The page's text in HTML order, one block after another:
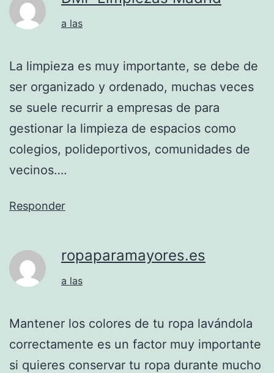
a las
La limpieza es muy importante, se debe de
ser organizado y ordenado, muchas veces
se suele recurrir a empresas de para
gestionar la limpieza de espacios como
colegios, polideportivos, comunidades de
vecinos….
Responder
ropaparamayores.es
a las
Mantener los colores de tu ropa lavándola
correctamente es un factor muy importante
si quieres conservar tu ropa durante mucho